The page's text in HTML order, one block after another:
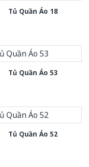
Tủ Quần Áo 18
Tủ Quần Áo 53
Tủ Quần Áo 52